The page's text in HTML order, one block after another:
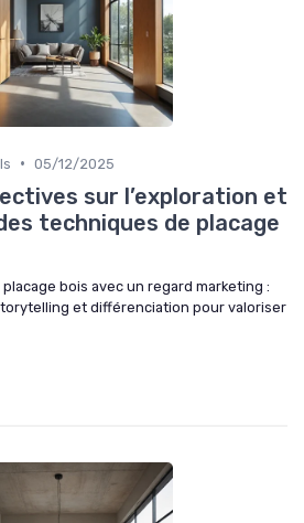
• 05/12/2025
sur l’exploration et
techniques de placage
bois avec un regard marketing :
et différenciation pour valoriser